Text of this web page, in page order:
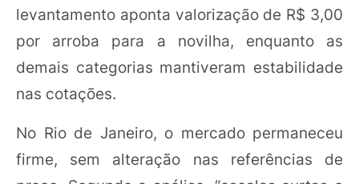
levantamento aponta valorização de R$ 3,00
por arroba para a novilha, enquanto as
demais categorias mantiveram estabilidade
nas cotações.
No Rio de Janeiro, o mercado permaneceu
firme, sem alteração nas referências de